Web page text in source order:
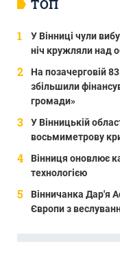
ТОП
У Вінниці чули
ніч кружляли над
На позачерговій
збільшили
громади»
У Вінницькій
восьмиметрову
Вінниця оновлює
технологією
Вінничанка Дар'я
Європи з